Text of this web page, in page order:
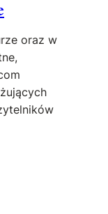
oraz w